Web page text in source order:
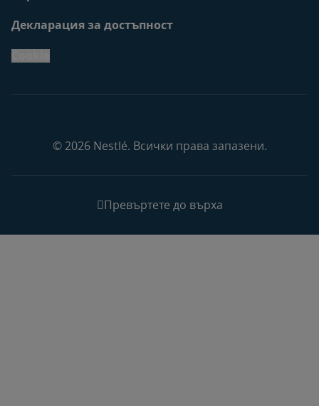
Декларация за достъпност
© 2026 Nestlé. Всички права запазени.
Превъртете до върха